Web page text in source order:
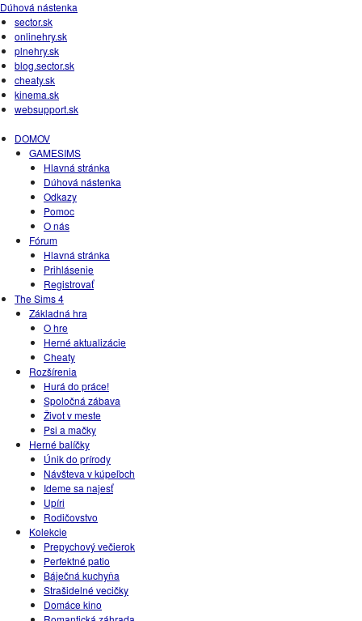
Dúhová nástenka
sector.sk
onlinehry.sk
plnehry.sk
blog.sector.sk
cheaty.sk
kinema.sk
websupport.sk
DOMOV
GAMESIMS
Hlavná stránka
Dúhová nástenka
Odkazy
Pomoc
O nás
Fórum
Hlavná stránka
Prihlásenie
Registrovať
The Sims 4
Základná hra
O hre
Herné aktualizácie
Cheaty
Rozšírenia
Hurá do práce!
Spoločná zábava
Život v meste
Psi a mačky
Herné balíčky
Únik do prírody
Návšteva v kúpeľoch
Ideme sa najesť
Upíri
Rodičovstvo
Kolekcie
Prepychový večierok
Perfektné patio
Báječná kuchyňa
Strašidelné vecičky
Domáce kino